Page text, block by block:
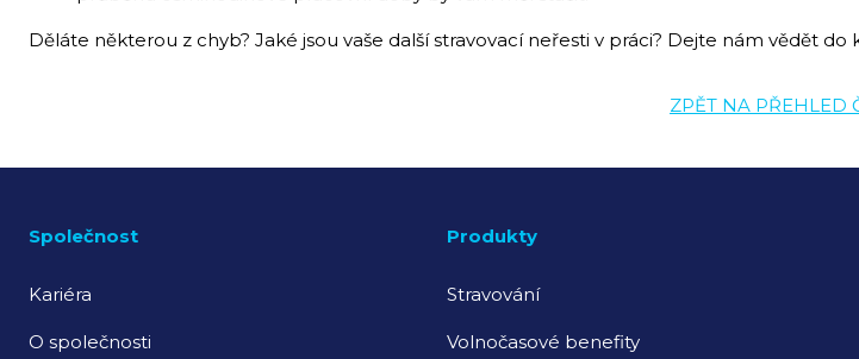
Děláte některou z chyb? Jaké jsou vaše další stravovací neřesti v práci? Dejte nám vědět
ZPĚT NA PŘEHLED
Společnost
Kariéra
O společnosti
Produkty
Stravování
Volnočasové benefity